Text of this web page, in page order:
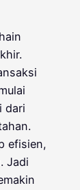
dari
efisien,
Jadi